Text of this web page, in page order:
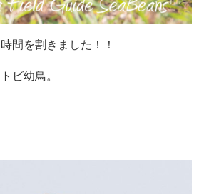
間を割きました！！
ビ幼鳥。